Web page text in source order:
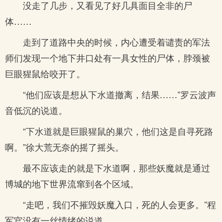
没走了几步，又看见了好几具面目全非的尸
体……
走到了道路中央的时候，内心遭受着谴责的军法
师们发现一个地下井口处有一具女性的尸体，脖颈被
巨眼猩鼠给咬开了。
“他们应该是想从下水道撤离，结果……”罗云波声
音低沉的说道。
“下水道就是巨眼猩鼠的巢穴，他们这是自寻死路
啊。”徐大荒无奈的摇了摇头。
最不应该走的就是下水道啊，那些妖魔就是通过
博城的地下世界流窜到各个区域。
“走吧，我们不摧毁妖魔入口，死的人会更多。”程